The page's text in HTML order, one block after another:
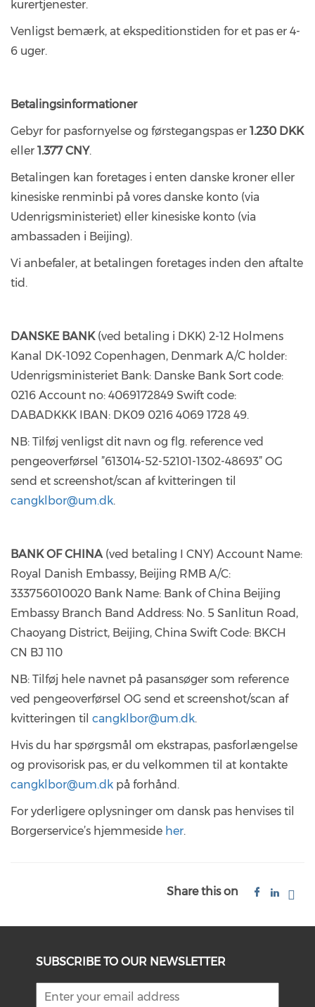
kurertjenester.
Venligst bemærk, at ekspeditionstiden for et pas er 4-
6 uger.
Betalingsinformationer
Gebyr for pasfornyelse og førstegangspas er 1.230 DKK
eller 1.377 CNY.
Betalingen kan foretages i enten danske kroner eller
kinesiske renminbi på vores danske konto (via
Udenrigsministeriet) eller kinesiske konto (via
ambassaden i Beijing).
Vi anbefaler, at betalingen foretages inden den aftalte
tid.
DANSKE BANK(ved betaling i DKK) 2-12 Holmens
Kanal DK-1092 Copenhagen, Denmark A/C holder:
Udenrigsministeriet Bank: Danske Bank Sort code:
0216 Account no: 4069172849 Swift code:
DABADKKK IBAN: DK09 0216 4069 1728 49.
NB: Tilføj venligst dit navn og flg. reference ved
pengeoverførsel ”613014-52-52101-1302-48693” OG
send et screenshot/scan af kvitteringen til
cangklbor@um.dk.
BANK OF CHINA(ved betaling I CNY) Account Name:
Royal Danish Embassy, Beijing RMB A/C:
333756010020 Bank Name: Bank of China Beijing
Embassy Branch Band Address: No. 5 Sanlitun Road,
Chaoyang District, Beijing, China Swift Code: BKCH
CN BJ 110
NB: Tilføj hele navnet på pasansøger som reference
ved pengeoverførsel OG send et screenshot/scan af
kvitteringen til cangklbor@um.dk.
Hvis du har spørgsmål om ekstrapas, pasforlængelse
og provisorisk pas, er du velkommen til at kontakte
cangklbor@um.dk på forhånd.
For yderligere oplysninger om dansk pas henvises til
Borgerservice’s hjemmeside her.
Share this on
SUBSCRIBE TO OUR NEWSLETTER